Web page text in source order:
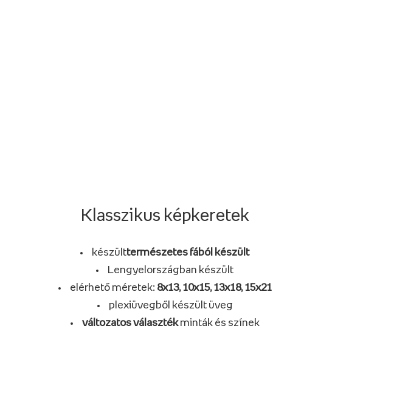
Klasszikus képkeretek
készülttermészetes fából készült
Lengyelországban készült
elérhető méretek: 8x13, 10x15, 13x18, 15x21
plexiüvegből készült üveg
változatos választékminták és színek